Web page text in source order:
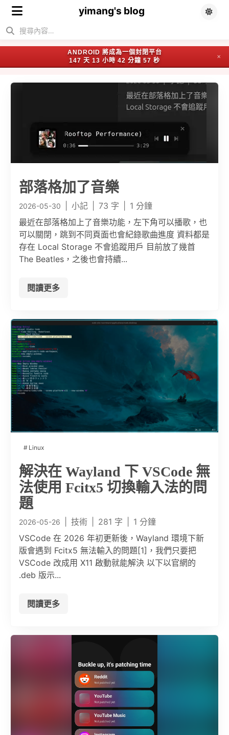
yimang's blog
ANDROID 將成為一個封閉平台
147 天 13 小時 42 分鐘 57 秒
✕
部落格加了音樂
2026-05-30 小記 73 字
1 分鐘
最近在部落格加上了音樂功能，左下角可以播歌，也
可以關閉，跳到不同頁面也會紀錄歌曲進度 資料都是
存在 Local Storage 不會追蹤用戶 目前放了幾首
The Beatles，之後也會持續...
閱讀更多
Linux
解決在 Wayland 下 VSCode 無
法使用 Fcitx5 切換輸入法的問
題
2026-05-26 技術 281 字
1 分鐘
VSCode 在 2026 年初更新後，Wayland 環境下新
版會遇到 Fcitx5 無法輸入的問題[1]，我們只要把
VSCode 改成用 X11 啟動就能解決 以下以官網的
.deb 版示...
閱讀更多